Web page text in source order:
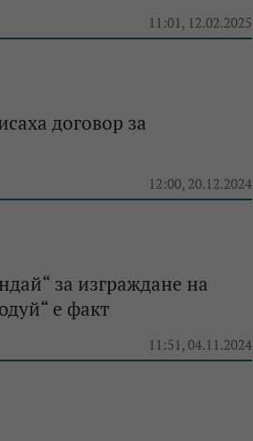
11:01, 12.02.2025
договор за
12:00, 20.12.2024
за изграждане на
е факт
11:51, 04.11.2024